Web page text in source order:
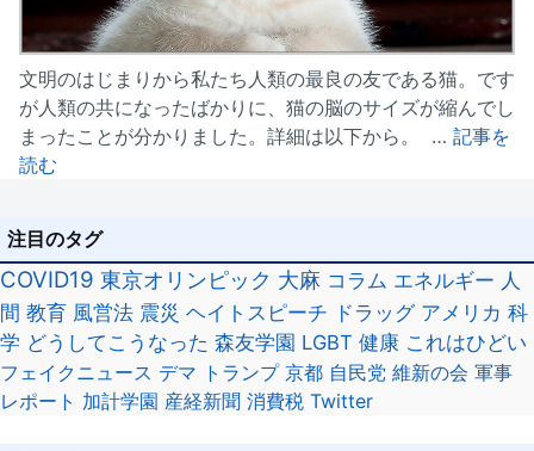
文明のはじまりから私たち人類の最良の友である猫。です
が人類の共になったばかりに、猫の脳のサイズが縮んでし
まったことが分かりました。詳細は以下から。 … 記事を
読む
注目のタグ
COVID19 東京オリンピック 大麻 コラム エネルギー 人
間 教育 風営法 震災 ヘイトスピーチ ドラッグ アメリカ 科
学 どうしてこうなった 森友学園 LGBT 健康 これはひどい
フェイクニュース デマ トランプ 京都 自民党 維新の会 軍事
レポート 加計学園 産経新聞 消費税 Twitter